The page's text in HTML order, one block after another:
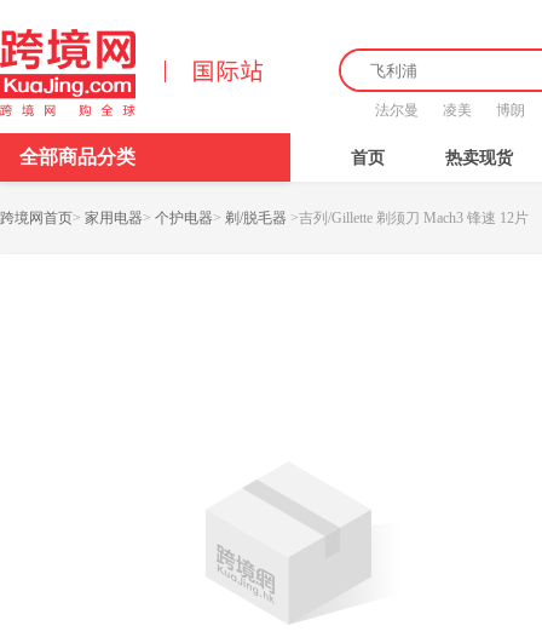
法尔曼 凌美 博朗
全部商品分类 首页 热卖现货
跨境网首页> 家用电器> 个护电器> 剃/脱毛器 >吉列/Gillette 剃须刀 Mach3 锋速 12片